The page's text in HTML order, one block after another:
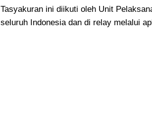
Tasyakuran ini diikuti oleh Unit
seluruh Indonesia dan di relay melalui